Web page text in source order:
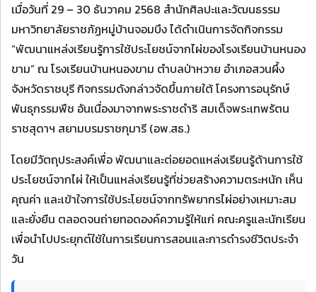
เมื่อวันที่ 29 – 30 ธันวาคม 2568 สำนักศิลปะและวัฒนธรรม
มหาวิทยาลัยราชภัฏหมู่บ้านจอมบึง ได้ดำเนินการจัดกิจกรรม
“พัฒนาแหล่งเรียนรู้การใช้ประโยชน์จากไผ่ของโรงเรียนบ้านหนอง
ขาม” ณ โรงเรียนบ้านหนองขาม ตำบลป่าหวาย อำเภอสวนผึ้ง
จังหวัดราชบุรี กิจกรรมดังกล่าวจัดขึ้นภายใต้ โครงการอนุรักษ์
พันธุกรรมพืช อันเนื่องมาจากพระราชดำริ สมเด็จพระเทพรัตน
ราชสุดาฯ สยามบรมราชกุมารี (อพ.สธ.)
โดยมีวัตถุประสงค์เพื่อ พัฒนาและต่อยอดแหล่งเรียนรู้ด้านการใช้
ประโยชน์จากไผ่ ให้เป็นแหล่งเรียนรู้ที่ช่วยสร้างความตระหนัก เห็น
คุณค่า และเข้าใจการใช้ประโยชน์จากทรัพยากรไผ่อย่างเหมาะสม
และยั่งยืน ตลอดจนถ่ายทอดองค์ความรู้ให้แก่ คณะครูและนักเรียน
เพื่อนำไปประยุกต์ใช้ในการเรียนการสอนและการดำรงชีวิตประจำ
วัน